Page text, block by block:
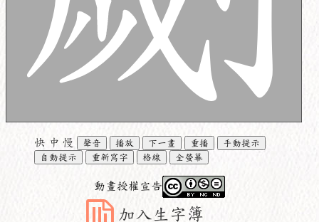
快 中 慢 聲音 播放 下一畫 重播
手動提示
自動提示
重新寫字 格線 全螢幕
動畫授權宣告
加入生字簿